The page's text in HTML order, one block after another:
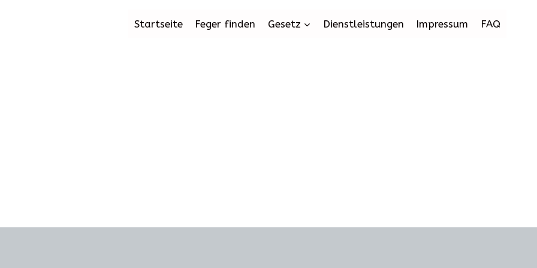
Startseite Feger finden Gesetz Dienstleistungen Impressum FAQ